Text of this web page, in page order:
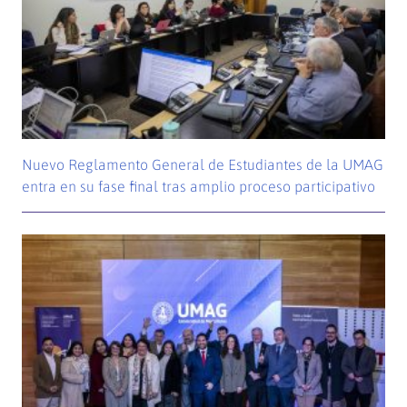
Nuevo Reglamento General de Estudiantes de la UMAG
entra en su fase final tras amplio proceso participativo